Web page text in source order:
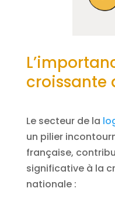
croissante
Le secteur de la
un pilier
française,
significative à la
nationale :